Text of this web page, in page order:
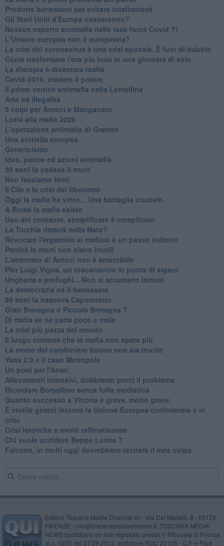
Produrre benessere per evitare totalitarismi
Gli Stati Uniti d'Europa nasceranno?
Nessun esperto antimafia nelle task force Covid ?!
L'Unione europea non è europeista?
La crisi del coronavirus è una crisi epocale. È fuor di dubbio
Come trasformare l'ora più buia in una giornata di sole
​La distopia è diventata realtà
Covid-2019, credere è potere
Il primo vertice antimafia nella Lomellina
Arte ed illegalità
​5 colpi per Antoci e Manganaro
Lotta alla mafia 2020
L'operazione antimafia di Gratteri
Una storiella europea
Genericismo
Idee, parole ed azioni antimafia
30 anni fa cadeva il muro
Non facciamo feriti
Il Cile e la crisi del liberismo
Oggi la mafia ha vinto... Una battaglia cruciale.
A Roma la mafia esiste
Uso del contante, semplificare è complicato
La Turchia rimarrà nella Nato?
Revocare l'ergastolo ai mafiosi è un passo indietro
Perchè le morti non siano inutili
L'attentato di Antoci non è smentibile
Pier Luigi Vigna, un toscanaccio in punta di sigaro
Ungheria e profughi... Non si accettano lezioni
La democrazia ed il benessere
99 anni fa nasceva Caponnetto
Gran Bretagna o Piccola Bretagna ?
Di mafia se ne parla poco e male
La crisi più pazza del mondo.
Il luogo comune che la mafia non spara più
La morte del carabiniere buono non sia inutile
Yalta 2.0 e il caso Metropole
​Un pool per l'Anac.
Allevamenti intensivi, dobbiamo porci il problema
Ricordare Borsellino senza fuffa mediatica
​Quanto successo a Vittoria è grave, molto grave.
​È inutile girarci intorno la Unione Europea confederale è in
crisi
Crisi isteriche e menti raffinatissime
Chi vuole uccidere Beppe Lumia ?
Falcone, in molti oggi dovrebbero recitare il mea culpa
Editore Toscana Media Channel srl - Via Dei Martelli, 8 - 50129
FIRENZE - info@toscanamediachannel.it. TOSCANA MEDIA
NEWS quotidiano on line registrato presso il Tribunale di Firenze
al n. 5935 del 27.09.2013. Iscrizione ROC 22105 - C.F. e P.Iva